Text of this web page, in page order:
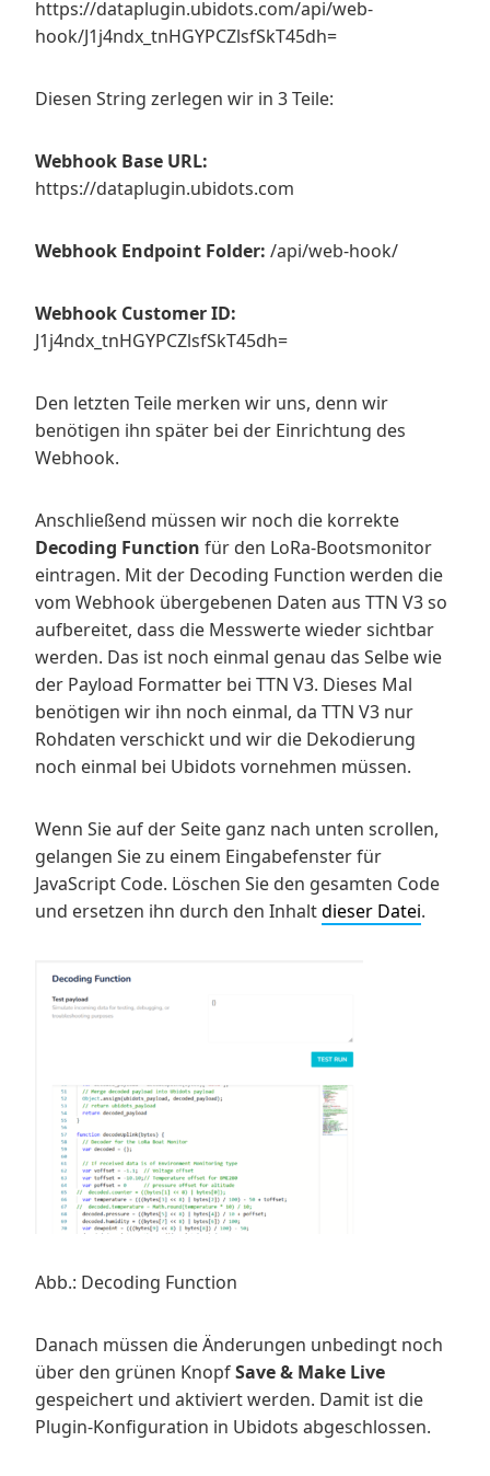
https://dataplugin.ubidots.com/api/web-
hook/J1j4ndx_tnHGYPCZlsfSkT45dh=
Diesen String zerlegen wir in 3 Teile:
Webhook Base URL:
https://dataplugin.ubidots.com
Webhook Endpoint Folder: /api/web-hook/
Webhook Customer ID:
J1j4ndx_tnHGYPCZlsfSkT45dh=
Den letzten Teile merken wir uns, denn wir
benötigen ihn später bei der Einrichtung des
Webhook.
Anschließend müssen wir noch die korrekte
Decoding Function für den LoRa-Bootsmonitor
eintragen. Mit der Decoding Function werden die
vom Webhook übergebenen Daten aus TTN V3 so
aufbereitet, dass die Messwerte wieder sichtbar
werden. Das ist noch einmal genau das Selbe wie
der Payload Formatter bei TTN V3. Dieses Mal
benötigen wir ihn noch einmal, da TTN V3 nur
Rohdaten verschickt und wir die Dekodierung
noch einmal bei Ubidots vornehmen müssen.
Wenn Sie auf der Seite ganz nach unten scrollen,
gelangen Sie zu einem Eingabefenster für
JavaScript Code. Löschen Sie den gesamten Code
und ersetzen ihn durch den Inhaltdieser Datei.
Abb.: Decoding Function
Danach müssen die Änderungen unbedingt noch
über den grünen KnopfSave & Make Live
gespeichert und aktiviert werden. Damit ist die
Plugin-Konfiguration in Ubidots abgeschlossen.